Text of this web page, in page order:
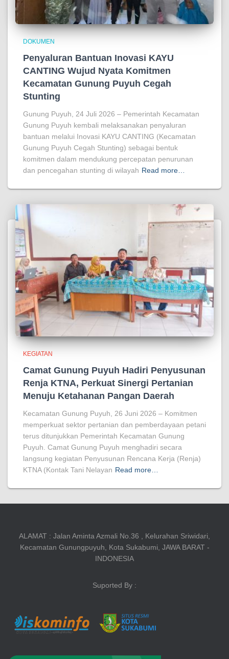
DOKUMEN
Penyaluran Bantuan Inovasi KAYU
CANTING Wujud Nyata Komitmen
Kecamatan Gunung Puyuh Cegah
Stunting
Gunung Puyuh, 24 Juli 2026 – Pemerintah Kecamatan
Gunung Puyuh kembali melaksanakan penyaluran
bantuan melalui Inovasi KAYU CANTING (Kecamatan
Gunung Puyuh Cegah Stunting) sebagai bentuk
komitmen dalam mendukung percepatan penurunan
dan pencegahan stunting di wilayah Read more…
KEGIATAN
Camat Gunung Puyuh Hadiri Penyusunan
Renja KTNA, Perkuat Sinergi Pertanian
Menuju Ketahanan Pangan Daerah
Kecamatan Gunung Puyuh, 26 Juni 2026 – Komitmen
memperkuat sektor pertanian dan pemberdayaan petani
terus ditunjukkan Pemerintah Kecamatan Gunung
Puyuh. Camat Gunung Puyuh menghadiri secara
langsung kegiatan Penyusunan Rencana Kerja (Renja)
KTNA (Kontak Tani Nelayan Read more…
ALAMAT : Jalan Aminta Azmali No.36 , Kelurahan Sriwidari,
Kecamatan Gunungpuyuh, Kota Sukabumi, JAWA BARAT -
INDONESIA
Suported By :